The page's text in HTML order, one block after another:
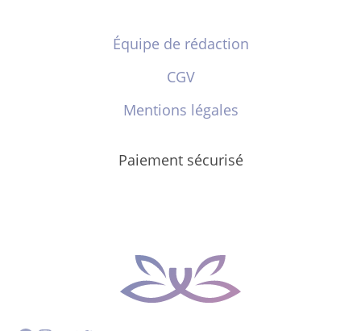
Équipe de rédaction
CGV
Mentions légales
Paiement sécurisé